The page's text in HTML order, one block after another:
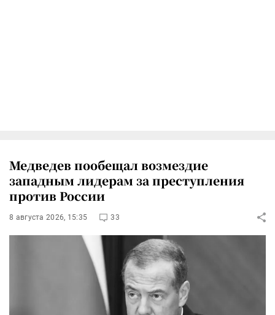
Медведев пообещал возмездие
западным лидерам за преступления
против России
8 августа 2026, 15:35 33